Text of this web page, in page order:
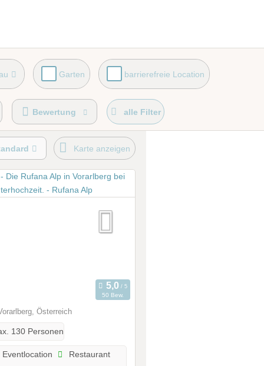
Garten barrierefreie Location
Bewertung alle Filter
Karte anzeigen
50 Bew.
Österreich
130 Personen
Eventlocation Restaurant